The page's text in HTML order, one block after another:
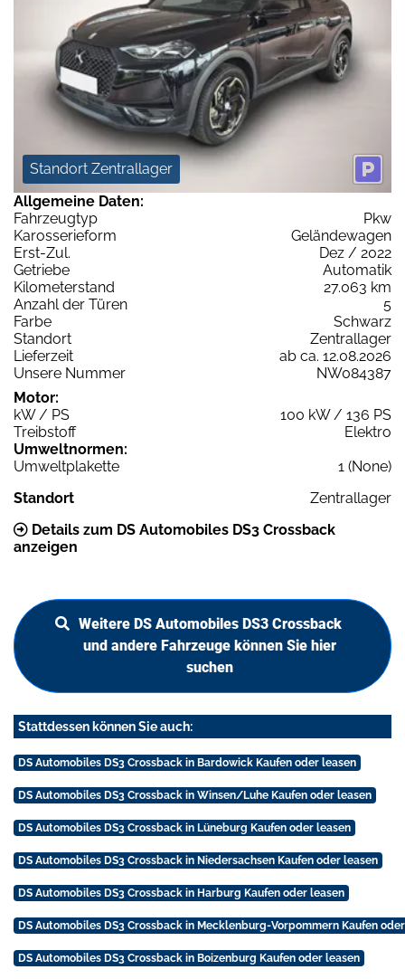
Standort Zentrallager
Allgemeine Daten:
Fahrzeugtyp
Pkw
Karosserieform
Geländewagen
Erst-Zul.
Dez / 2022
Getriebe
Automatik
Kilometerstand
27.063 km
Anzahl der Türen
5
Farbe
Schwarz
Standort
Zentrallager
Lieferzeit
ab ca. 12.08.2026
Unsere Nummer
NW084387
Motor:
kW / PS
100 kW / 136 PS
Treibstoff
Elektro
Umweltnormen:
Umweltplakette
1 (None)
Standort
Zentrallager
Details zum DS Automobiles DS3 Crossback
anzeigen
Weitere DS Automobiles DS3 Crossback
und andere Fahrzeuge können Sie hier
suchen
Stattdessen können Sie auch:
DS Automobiles DS3 Crossback in Bardowick Kaufen oder leasen
DS Automobiles DS3 Crossback in Winsen/Luhe Kaufen oder leasen
DS Automobiles DS3 Crossback in Lüneburg Kaufen oder leasen
DS Automobiles DS3 Crossback in Niedersachsen Kaufen oder leasen
DS Automobiles DS3 Crossback in Harburg Kaufen oder leasen
DS Automobiles DS3 Crossback in Mecklenburg-Vorpommern Kaufen
DS Automobiles DS3 Crossback in Boizenburg Kaufen oder leasen